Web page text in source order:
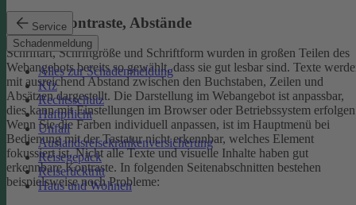
Service
Schadenmeldung
Alles zur Schadenmeldung
Kfz
Rechtsschutz
Haftpflicht
Unfall
Auslandsreisekrankenversicherung
Reisegepäck
Reiserücktritt
Haus und Wohnen
Schrift, Kontraste, Abstände
Schriftart, Schriftgröße und Schriftform wurden in großen Teilen des
Webangebots bereits so gewählt, dass sie gut lesbar sind. Texte
mit ausreichend Abstand zwischen den Buchstaben, Zeilen und
Absätzen dargestellt. Die Darstellung im Webangebot ist anpassbar,
dies kann mit Einstellungen im Browser oder Betriebssystem
Wenn Sie die Farben individuell anpassen, ist im Hauptmenü bei
Bedienung mit der Tastatur nicht erkennbar, welches Element
fokussiert ist.Nicht alle Texte und visuelle Inhalte haben gut
erkennbare Kontraste. In folgenden Seitenabschnitten bestehen
beispielsweise noch Probleme: